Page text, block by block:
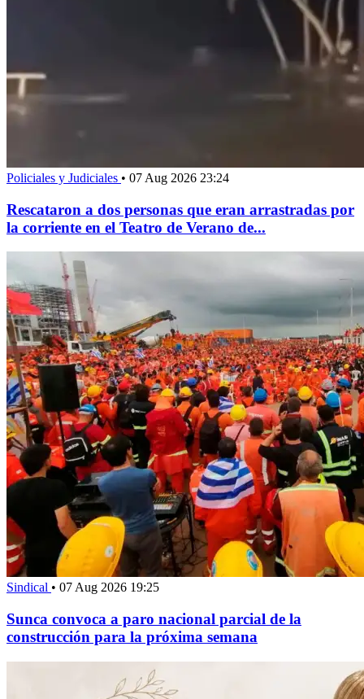
Policiales y Judiciales • 07 Aug 2026 23:24
Rescataron a dos personas que eran arrastradas por
la corriente en el Teatro de Verano de...
Sindical • 07 Aug 2026 19:25
Sunca convoca a paro nacional parcial de la
construcción para la próxima semana